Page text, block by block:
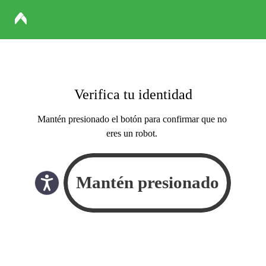
Verifica tu identidad
Mantén presionado el botón para confirmar que no
eres un robot.